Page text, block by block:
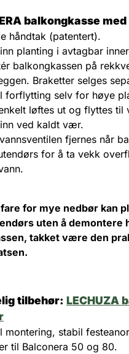
balkongkasse
håndtak (patentert).
planting i avtagbar
balkongkassen på
Braketter selges
forflytting selv for høye
løftes ut og flyttes til
ved kaldt vær.
fjernes når
for å ta vekk
fare for mye nedbør kan
uten å demontere
takket være den
tilbehør: LECHUZA
montering, stabil
til Balconera 50 og 80.